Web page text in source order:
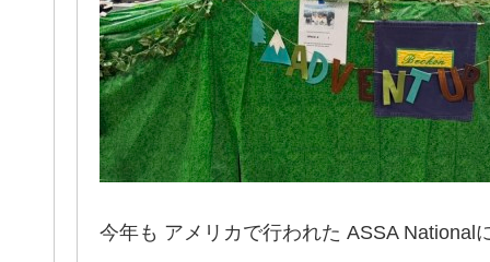
今年も アメリカで行われた ASSA National